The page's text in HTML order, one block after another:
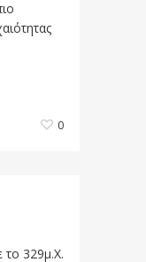
0
το 329μ.Χ.